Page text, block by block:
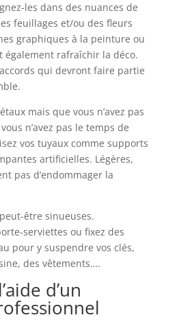
les dans des nuances de
feuillages et/ou des fleurs
graphiques à la peinture ou
également rafraîchir la déco.
qui devront faire partie
mais que vous n’avez pas
n’avez pas le temps de
vos tuyaux comme supports
artificielles. Légères,
pas d’endommager la
être sinueuses.
serviettes ou fixez des
pour y suspendre vos clés,
des vêtements….
d’un